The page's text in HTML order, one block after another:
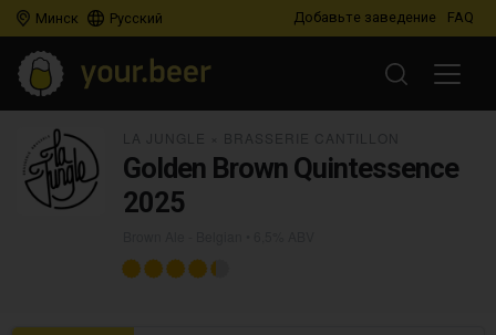
Минск Русский Добавьте заведение FAQ
Golden Brown Quintessence
2025